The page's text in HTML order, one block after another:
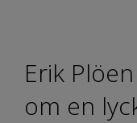
Erik
om en